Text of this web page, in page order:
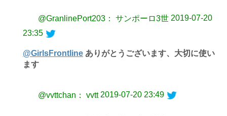
@GranlinePort203： サンポーロ3世 2019-07-20
23:35
@GirlsFrontline ありがとうございます、大切に使い
ます
@vvttchan： vvtt 2019-07-20 23:49